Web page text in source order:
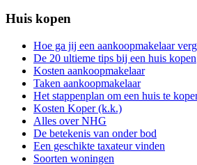
Huis kopen
Hoe ga jij een aankoopmakelaar
De 20 ultieme tips bij een huis kopen
Kosten aankoopmakelaar
Taken aankoopmakelaar
Het stappenplan om een huis te
Kosten Koper (k.k.)
Alles over NHG
De betekenis van onder bod
Een geschikte taxateur vinden
Soorten woningen